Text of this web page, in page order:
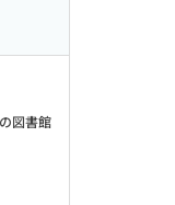
図書館